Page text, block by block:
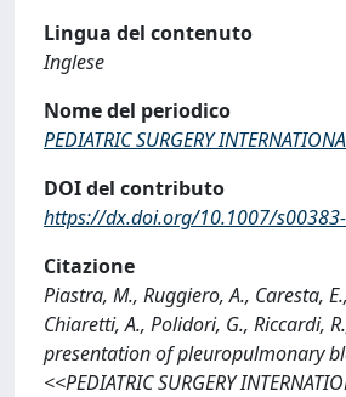
Lingua del contenuto
Inglese
Nome del periodico
PEDIATRIC SURGERY
DOI del contributo
https://dx.doi.org/10.1007/
Citazione
Piastra, M., Ruggiero, A., Caresta,
Chiaretti, A., Polidori, G., Riccardi,
presentation of pleuropulmonary
<<PEDIATRIC SURGERY